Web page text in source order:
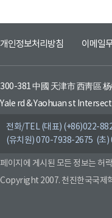
개인정보처리방침 이메일
300-381 中國 天津市 西靑區
Yale rd & Yaohuan st
전화/TEL (대표) (+86)022-
(유치원) 070-7938-2675 (초
페이지에 게시된 모든 정보는 허
Copyright 2007. 천진한국국제